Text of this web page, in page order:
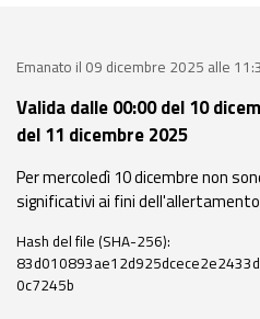
Valanghe
Monitoraggio
eventi
Previsioni e dati
Previsioni meteo e
marine
Emanato il 09 dicembre 2025 alle
Valida dalle 00:00 del 10
del 11 dicembre 2025
Per mercoledì 10 dicembre non
significativi ai fini
Hash del file (SHA-256):
0c7245b